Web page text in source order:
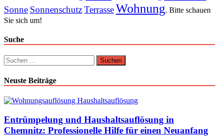
Sonne SonnenschutzTerrasseWohnung. Bitte schauen
Sie sich um!
Suche
Suchen
nach:
Neuste Beiträge
Entrümpelung und Haushaltsauflösung in
Chemnitz: Professionelle Hilfe für einen Neuanfang